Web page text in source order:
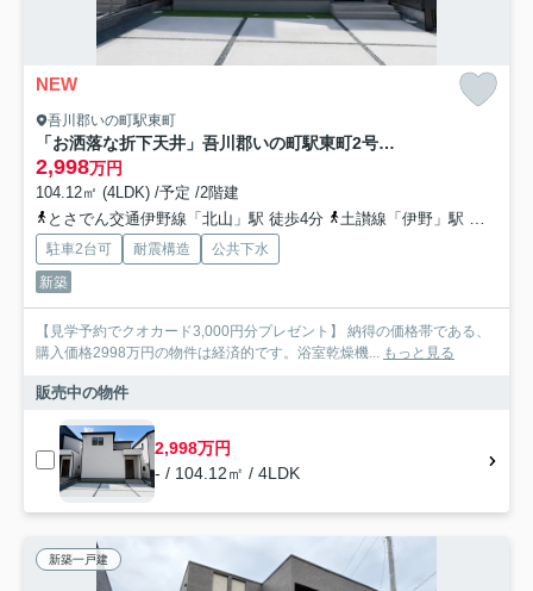
NEW
吾川郡いの町駅東町
「お洒落な折下天井」吾川郡いの町駅東町2号棟 新築一戸建て
2,998万円
104.12㎡ (4LDK) /予定 /2階建
とさでん交通伊野線「北山」駅 徒歩4分
土讃線「伊野」駅 徒歩9分
駐車2台可 耐震構造
公共下水
新築
【見学予約でクオカード3,000円分プレゼント】 納得の価格帯である、
購入価格2998万円の物件は経済的です。浴室乾燥機... もっと見る
販売中の物件
2,998万円
- / 104.12㎡ / 4LDK
新築一戸建